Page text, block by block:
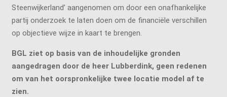
Steenwijkerland’ aangenomen om door een onafhankelijke
partij onderzoek te laten doen om de financiële verschillen
op objectieve wijze in kaart te brengen.
BGL ziet op basis van de inhoudelijke gronden
aangedragen door de heer Lubberdink, geen redenen
om van het oorspronkelijke twee locatie model af te
zien.